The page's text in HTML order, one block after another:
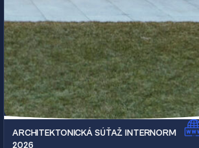
ARCHITEKTONICKÁ SÚŤAŽ INTERNORM
2026